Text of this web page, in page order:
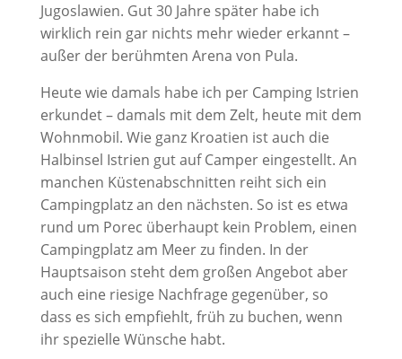
Jugoslawien. Gut 30 Jahre später habe ich
wirklich rein gar nichts mehr wieder erkannt –
außer der berühmten Arena von Pula.
Heute wie damals habe ich per Camping Istrien
erkundet – damals mit dem Zelt, heute mit dem
Wohnmobil. Wie ganz Kroatien ist auch die
Halbinsel Istrien gut auf Camper eingestellt. An
manchen Küstenabschnitten reiht sich ein
Campingplatz an den nächsten. So ist es etwa
rund um Porec überhaupt kein Problem, einen
Campingplatz am Meer zu finden. In der
Hauptsaison steht dem großen Angebot aber
auch eine riesige Nachfrage gegenüber, so
dass es sich empfiehlt, früh zu buchen, wenn
ihr spezielle Wünsche habt.